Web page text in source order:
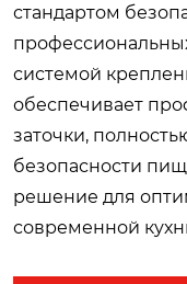
стандартом
системой
обеспечивает
заточки,
безопасности
решение для
современной